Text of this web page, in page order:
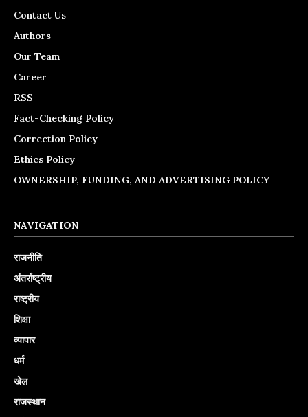
Contact Us
Authors
Our Team
Career
RSS
Fact-Checking Policy
Correction Policy
Ethics Policy
OWNERSHIP, FUNDING, AND ADVERTISING POLICY
NAVIGATION
राजनीति
अंतर्राष्ट्रीय
राष्ट्रीय
शिक्षा
व्यापार
धर्म
खेल
राजस्थान